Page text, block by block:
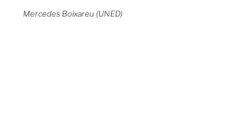
Mercedes Boixareu (UNED)